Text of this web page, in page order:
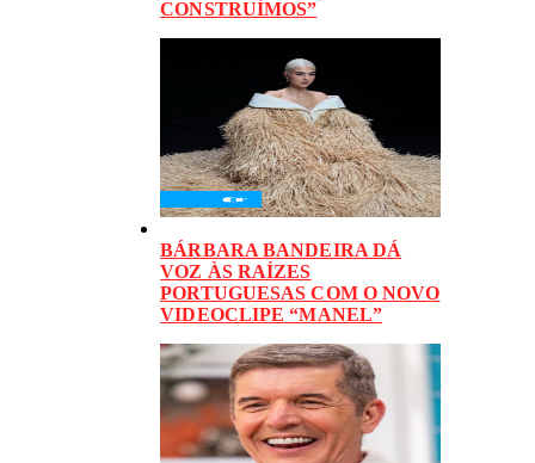
CONSTRUÍMOS”
BÁRBARA BANDEIRA DÁ
VOZ ÀS RAÍZES
PORTUGUESAS COM O NOVO
VIDEOCLIPE “MANEL”